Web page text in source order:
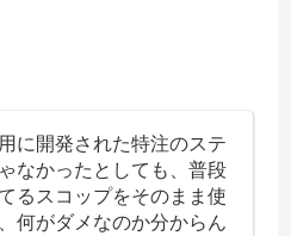
に開発された特注のステ
なかったとしても、普段
るスコップをそのまま使
何がダメなのか分からん